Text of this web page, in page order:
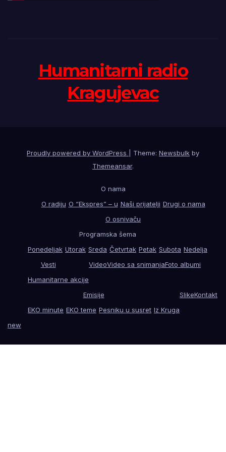
Humanitarni radio
Kragujevac
Proudly powered by WordPress Theme: Newsbulk by
Themeansar.
O nama
O radiju O “Ekspres” – u Naši prijatelji Drugi o nama
O osnivaču
Programska šema
Ponedeljak Utorak Sreda Četvrtak Petak Subota Nedelja
Vesti
Humanitarne akcije
VideoVideo sa snimanjaFoto albumi
Emisije
EKO minute EKO teme Pesniku u susret Iz Kruga
SlikeKontakt
new